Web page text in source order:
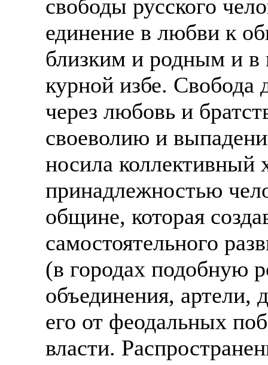
свободы русского
единение в любви к
близким и родным и в
курной избе. Свобода
через любовь и
своеволию и
носила коллективный
принадлежностью
общине, которая
самостоятельного
(в городах подобную
объединения,
его от феодальных
власти.